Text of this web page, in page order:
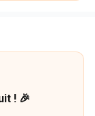
! 🎉